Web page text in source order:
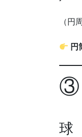
（円
円
③
球